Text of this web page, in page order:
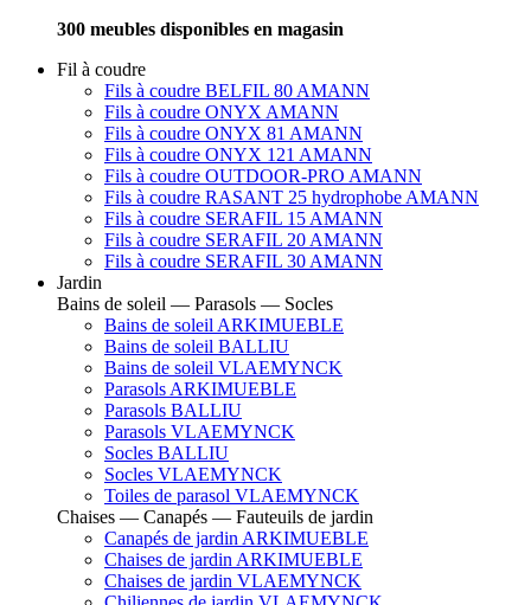
300 meubles disponibles en magasin
Fil à coudre
Fils à coudre BELFIL 80 AMANN
Fils à coudre ONYX AMANN
Fils à coudre ONYX 81 AMANN
Fils à coudre ONYX 121 AMANN
Fils à coudre OUTDOOR-PRO AMANN
Fils à coudre RASANT 25 hydrophobe AMANN
Fils à coudre SERAFIL 15 AMANN
Fils à coudre SERAFIL 20 AMANN
Fils à coudre SERAFIL 30 AMANN
Jardin
Bains de soleil — Parasols — Socles
Bains de soleil ARKIMUEBLE
Bains de soleil BALLIU
Bains de soleil VLAEMYNCK
Parasols ARKIMUEBLE
Parasols BALLIU
Parasols VLAEMYNCK
Socles BALLIU
Socles VLAEMYNCK
Toiles de parasol VLAEMYNCK
Chaises — Canapés — Fauteuils de jardin
Canapés de jardin ARKIMUEBLE
Chaises de jardin ARKIMUEBLE
Chaises de jardin VLAEMYNCK